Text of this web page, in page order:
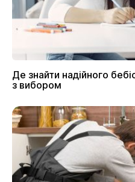
Де знайти надійного
з вибором